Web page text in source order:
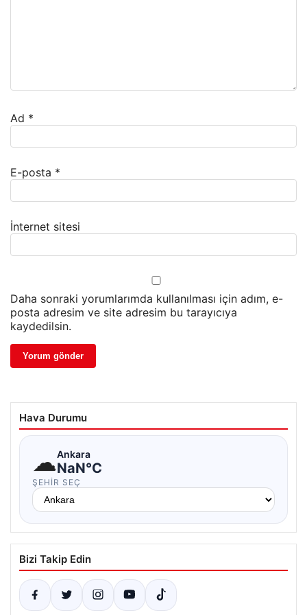
Ad *
E-posta *
İnternet sitesi
Daha sonraki yorumlarımda kullanılması için adım, e-
posta adresim ve site adresim bu tarayıcıya
kaydedilsin.
Hava Durumu
☁Ankara
NaN°C
ŞEHIR SEÇ
Bizi Takip Edin